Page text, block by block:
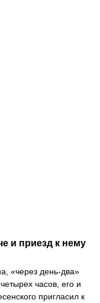
и приезд к нему
«через день-два»
часов, его и
пригласил к